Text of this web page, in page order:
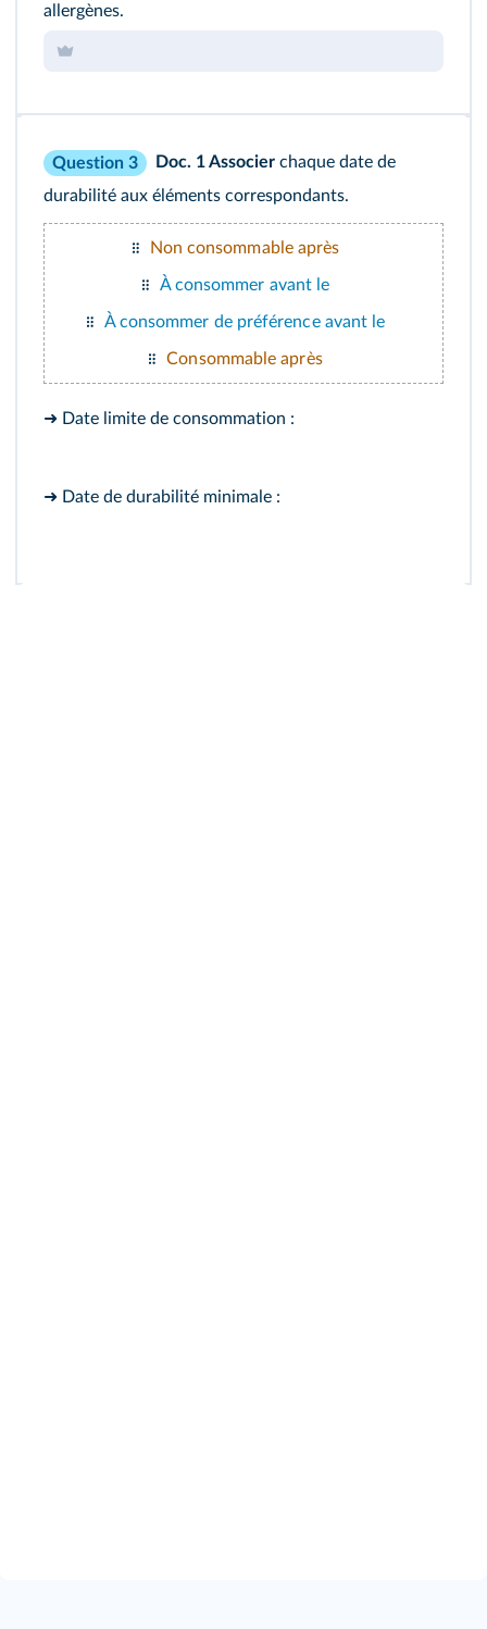
allergènes.
Question 3 Doc. 1Associer chaque date de
durabilité aux éléments correspondants.
Non consommable après
À consommer avant le
À consommer de préférence avant le
Consommable après
➜ Date limite de consommation :
➜ Date de durabilité minimale :